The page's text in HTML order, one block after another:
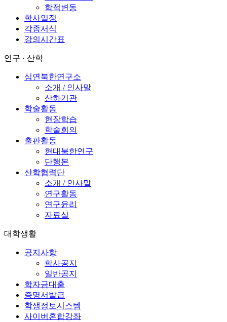
학적변동
학사일정
각종서식
강의시간표
연구 · 산학
심연북한연구소
소개 / 인사말
산하기관
학술활동
현장학습
학술회의
출판활동
현대북한연구
단행본
산학협력단
소개 / 인사말
연구활동
연구윤리
자료실
대학생활
공지사항
학사공지
일반공지
학자금대출
증명서발급
학생정보시스템
사이버혼합강좌